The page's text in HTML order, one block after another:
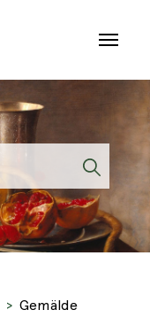
Gemälde